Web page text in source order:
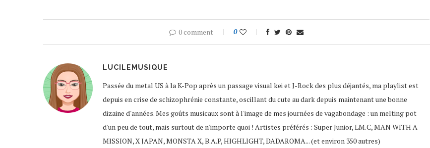
0 comment 0
LUCILEMUSIQUE
Passée du metal US à la K-Pop après un passage visual kei et J-Rock des plus déjantés, ma playlist est
depuis en crise de schizophrénie constante, oscillant du cute au dark depuis maintenant une bonne
dizaine d'années. Mes goûts musicaux sont à l'image de mes journées de vagabondage : un melting pot
d'un peu de tout, mais surtout de n'importe quoi ! Artistes préférés : Super Junior, LM.C, MAN WITH A
MISSION, X JAPAN, MONSTA X, B.A.P, HIGHLIGHT, DADAROMA... (et environ 350 autres)